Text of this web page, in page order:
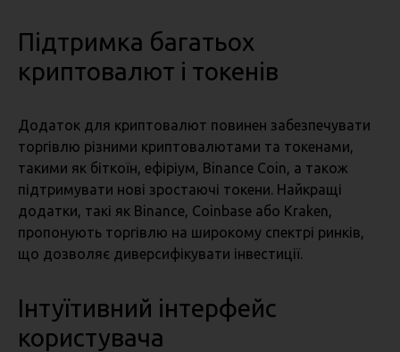
Підтримка багатьох
криптовалют і токенів
Додаток для криптовалют повинен забезпечувати
торгівлю різними криптовалютами та токенами,
такими як біткоїн, ефіріум, Binance Coin, а також
підтримувати нові зростаючі токени. Найкращі
додатки, такі як Binance, Coinbase або Kraken,
пропонують торгівлю на широкому спектрі ринків,
що дозволяє диверсифікувати інвестиції.
Інтуїтивний інтерфейс
користувача